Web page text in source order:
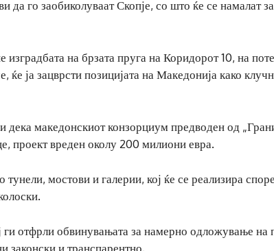
го заобиколуваат Скопје, со што ќе се намалат
на брзата пруга на Коридорот 10, на
ќе ја зацврсти позицијата на Македонија како
дека македонскиот конзорциум предводен од
проект вреден околу 200 милиони евра.
мостови и галерии, кој ќе се реализира
ги отфрли обвинувањата за намерно одложување на
законски и транспарентно.